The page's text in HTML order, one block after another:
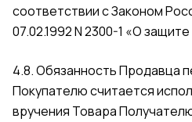
соответствии с Законом
07.02.1992 N 2300-1 «О
4.8. Обязанность Продавца
Покупателю считается
вручения Товара